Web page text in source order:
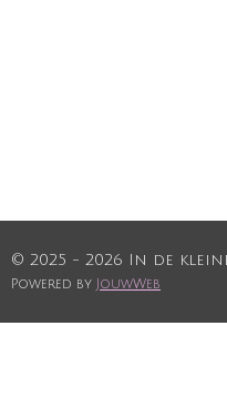
© 2025 - 2026 In de
Powered by JouwWeb